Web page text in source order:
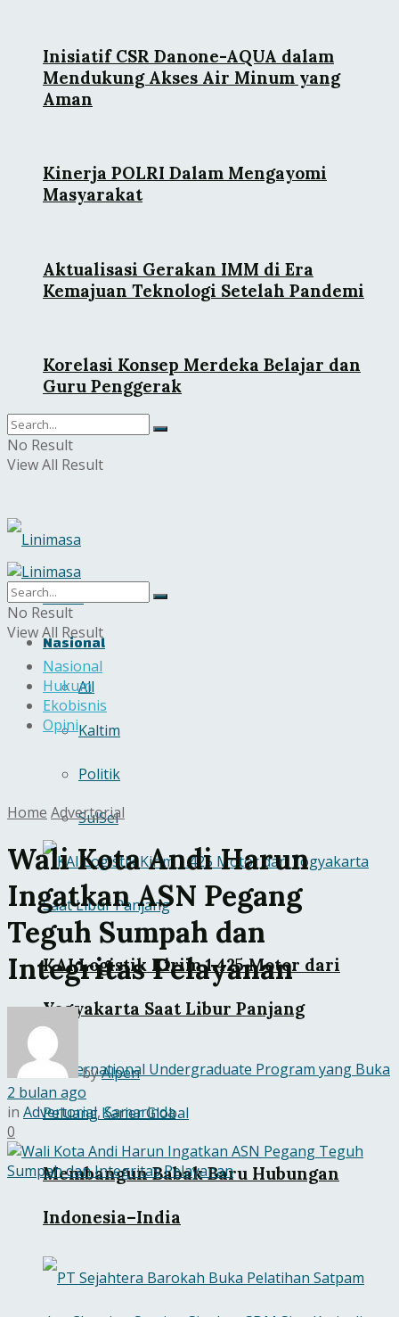
Inisiatif CSR Danone-AQUA dalam
Mendukung Akses Air Minum yang
Aman
Kinerja POLRI Dalam Mengayomi
Masyarakat
Aktualisasi Gerakan IMM di Era
Kemajuan Teknologi Setelah Pandemi
Korelasi Konsep Merdeka Belajar dan
Guru Penggerak
No Result
View All Result
Home
Nasional
All
Kaltim
Politik
SulSel
KAI Logistik Kirim 1.425 Motor dari
Yogyakarta Saat Libur Panjang
Membangun Babak Baru Hubungan
Indonesia–India
No Result
View All Result
Nasional
Hukum
Ekobisnis
Opini
Home Advertorial
Wali Kota Andi Harun
Ingatkan ASN Pegang
Teguh Sumpah dan
Integritas Pelayanan
byAlpen
2 bulan ago
in Advertorial,Samarinda
0